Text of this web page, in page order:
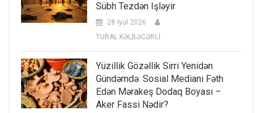
Sübh Tezdən Işləyir
28 İyul 2026
TURAL KƏLBƏCƏRLİ
Yüzillik Gözəllik Sirri Yenidən
Gündəmdə: Sosial Medianı Fəth
Edən Mərakeş Dodaq Boyası –
Aker Fassi Nədir?